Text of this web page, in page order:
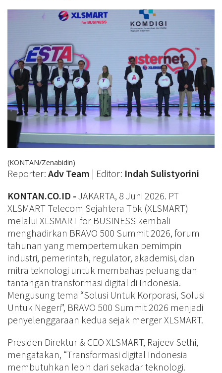
(KONTAN/Zenabidin)
Reporter: Adv Team | Editor: Indah Sulistyorini
KONTAN.CO.ID - JAKARTA, 8 Juni 2026. PT
XLSMART Telecom Sejahtera Tbk (XLSMART)
melalui XLSMART for BUSINESS kembali
menghadirkan BRAVO 500 Summit 2026, forum
tahunan yang mempertemukan pemimpin
industri, pemerintah, regulator, akademisi, dan
mitra teknologi untuk membahas peluang dan
tantangan transformasi digital di Indonesia.
Mengusung tema “Solusi Untuk Korporasi, Solusi
Untuk Negeri”, BRAVO 500 Summit 2026 menjadi
penyelenggaraan kedua sejak merger XLSMART.
Presiden Direktur & CEO XLSMART, Rajeev Sethi,
mengatakan, “Transformasi digital Indonesia
membutuhkan lebih dari sekadar teknologi.